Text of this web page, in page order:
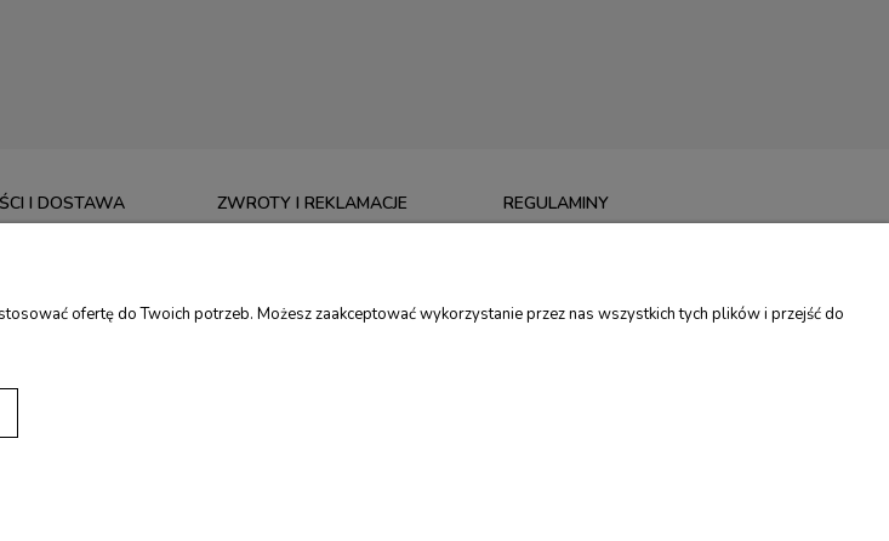
I DOSTAWA
RATY
ZAKUP NARZĘDZI
ZWROTY I REKLAMACJE
DOKONAJ ZWROTU
REGULAMINY
PROGRAM LOJALNOŚCIOWY
ofertę do Twoich potrzeb. Możesz zaakceptować wykorzystanie przez nas wszystkich tych plików i przejść do